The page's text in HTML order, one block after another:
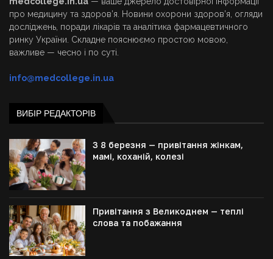
про медицину та здоров’я. Новини охорони здоров’я, огляди
досліджень, поради лікарів та аналітика фармацевтичного
ринку України. Складне пояснюємо простою мовою,
важливе — чесно і по суті.
info@medcollege.in.ua
ВИБІР РЕДАКТОРІВ
З 8 березня — привітання жінкам,
мамі, коханій, колезі
Привітання з Великоднем — теплі
слова та побажання